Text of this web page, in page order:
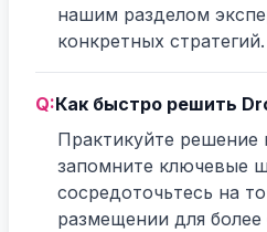
нашим разделом
конкретных стратегий.
Q:Как быстро решить
Практикуйте решение
запомните ключевые
сосредоточьтесь на
размещении для более